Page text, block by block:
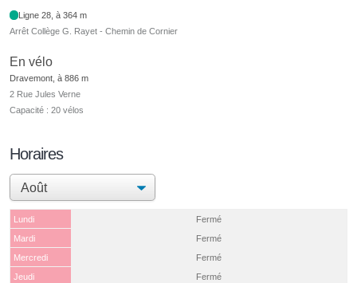
Ligne 28, à 364 m
Arrêt Collège G. Rayet - Chemin de Cornier
En vélo
Dravemont, à 886 m
2 Rue Jules Verne
Capacité : 20 vélos
Horaires
Lundi
Fermé
Mardi
Fermé
Mercredi
Fermé
Jeudi
Fermé